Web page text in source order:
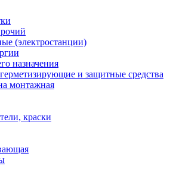
(электростанции)
назначения
и защитные средства
монтажная
краски